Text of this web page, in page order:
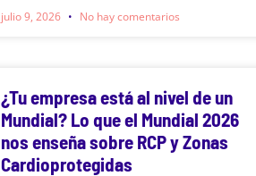
julio 9, 2026 No hay comentarios
¿Tu empresa está al nivel de un
Mundial? Lo que el Mundial 2026
nos enseña sobre RCP y Zonas
Cardioprotegidas